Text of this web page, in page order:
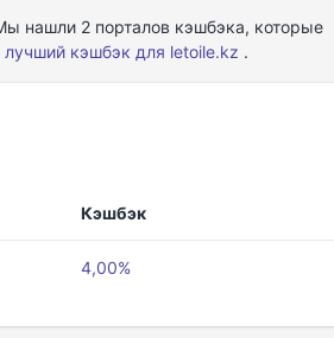
нашли 2 порталов кэшбэка, которые
лучший кэшбэк для letoile.kz .
Кэшбэк
4,00%